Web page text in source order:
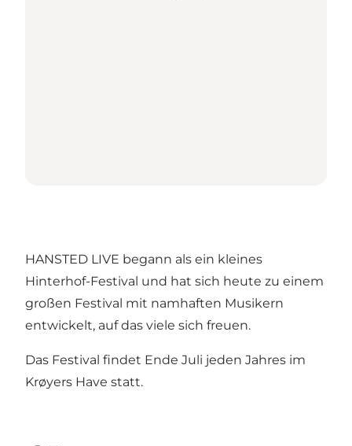
HANSTED LIVE begann als ein kleines
Hinterhof-Festival und hat sich heute zu einem
großen Festival mit namhaften Musikern
entwickelt, auf das viele sich freuen.
Das Festival findet Ende Juli jeden Jahres im
Krøyers Have statt.